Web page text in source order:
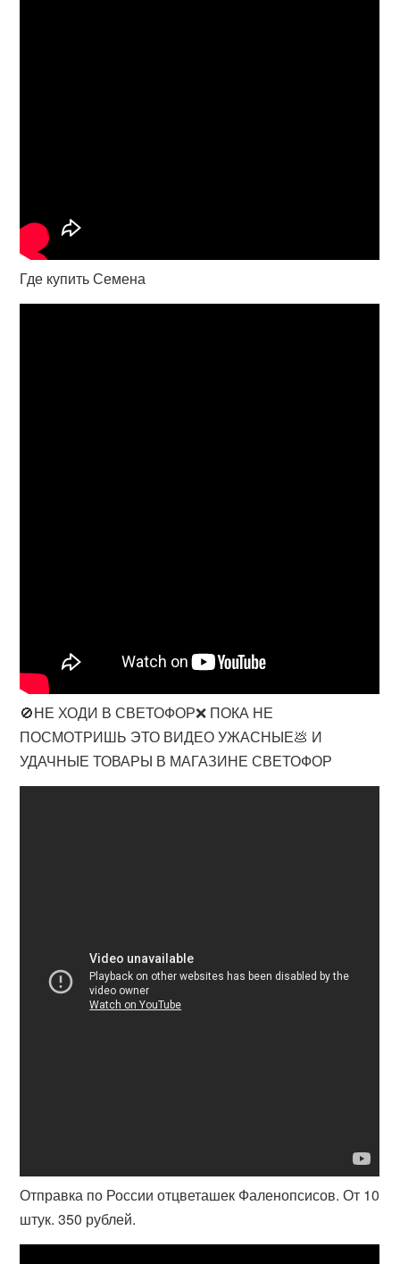
Где купить Семена
🚫НЕ ХОДИ В СВЕТОФОР❌ ПОКА НЕ
ПОСМОТРИШЬ ЭТО ВИДЕО УЖАСНЫЕ💩 И
УДАЧНЫЕ ТОВАРЫ В МАГАЗИНЕ СВЕТОФОР
Отправка по России отцветашек Фаленопсисов. От 10
штук. 350 рублей.